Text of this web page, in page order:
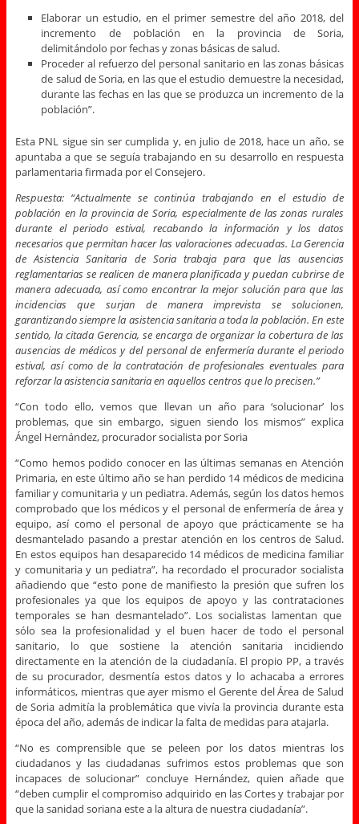
Elaborar un estudio, en el primer semestre del año 2018, del
incremento de población en la provincia de Soria,
delimitándolo por fechas y zonas básicas de salud.
Proceder al refuerzo del personal sanitario en las zonas básicas
de salud de Soria, en las que el estudio demuestre la necesidad,
durante las fechas en las que se produzca un incremento de la
población”.
Esta PNL sigue sin ser cumplida y, en julio de 2018, hace un año, se
apuntaba a que se seguía trabajando en su desarrollo en respuesta
parlamentaria firmada por el Consejero.
Respuesta: “Actualmente se continúa trabajando en el estudio de
población en la provincia de Soria, especialmente de las zonas rurales
durante el periodo estival, recabando la información y los datos
necesarios que permitan hacer las valoraciones adecuadas. La Gerencia
de Asistencia Sanitaria de Soria trabaja para que las ausencias
reglamentarias se realicen de manera planificada y puedan cubrirse de
manera adecuada, así como encontrar la mejor solución para que las
incidencias que surjan de manera imprevista se solucionen,
garantizando siempre la asistencia sanitaria a toda la población. En este
sentido, la citada Gerencia, se encarga de organizar la cobertura de las
ausencias de médicos y del personal de enfermería durante el periodo
estival, así como de la contratación de profesionales eventuales para
reforzar la asistencia sanitaria en aquellos centros que lo precisen.”
“Con todo ello, vemos que llevan un año para ‘solucionar’ los
problemas, que sin embargo, siguen siendo los mismos” explica
Ángel Hernández, procurador socialista por Soria
“Como hemos podido conocer en las últimas semanas en Atención
Primaria, en este último año se han perdido 14 médicos de medicina
familiar y comunitaria y un pediatra. Además, según los datos hemos
comprobado que los médicos y el personal de enfermería de área y
equipo, así como el personal de apoyo que prácticamente se ha
desmantelado pasando a prestar atención en los centros de Salud.
En estos equipos han desaparecido 14 médicos de medicina familiar
y comunitaria y un pediatra”, ha recordado el procurador socialista
añadiendo que “esto pone de manifiesto la presión que sufren los
profesionales ya que los equipos de apoyo y las contrataciones
temporales se han desmantelado”. Los socialistas lamentan que
sólo sea la profesionalidad y el buen hacer de todo el personal
sanitario, lo que sostiene la atención sanitaria incidiendo
directamente en la atención de la ciudadanía. El propio PP, a través
de su procurador, desmentía estos datos y lo achacaba a errores
informáticos, mientras que ayer mismo el Gerente del Área de Salud
de Soria admitía la problemática que vivía la provincia durante esta
época del año, además de indicar la falta de medidas para atajarla.
“No es comprensible que se peleen por los datos mientras los
ciudadanos y las ciudadanas sufrimos estos problemas que son
incapaces de solucionar” concluye Hernández, quien añade que
“deben cumplir el compromiso adquirido en las Cortes y trabajar por
que la sanidad soriana este a la altura de nuestra ciudadanía”.